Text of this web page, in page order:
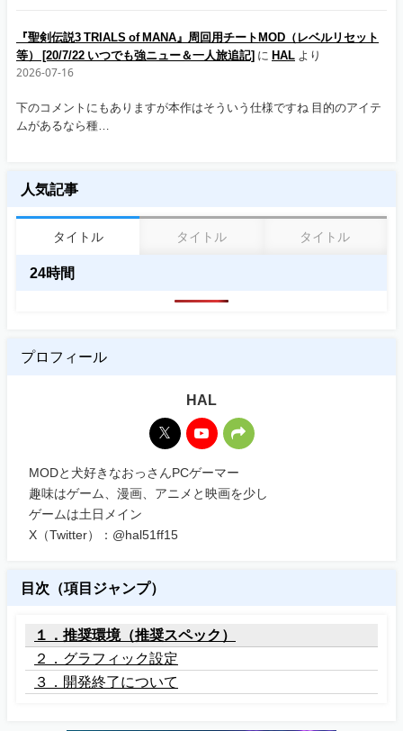
『聖剣伝説3 TRIALS of MANA』周回用チートMOD（レベルリセット
等） [20/7/22 いつでも強ニュー＆一人旅追記] に HAL より
2026-07-16
下のコメントにもありますが本作はそういう仕様ですね 目的のアイテ
ムがあるなら種…
人気記事
タイトル タイトル タイトル
24時間
プロフィール
HAL
MODと犬好きなおっさんPCゲーマー
趣味はゲーム、漫画、アニメと映画を少し
ゲームは土日メイン
X（Twitter）：@hal51ff15
目次（項目ジャンプ）
１．推奨環境（推奨スペック）
２．グラフィック設定
３．開発終了について